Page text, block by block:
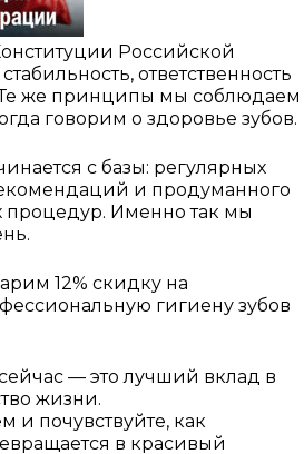
Российской
ответственность
Те же принципы мы соблюдаем
говорим о здоровье зубов.
с базы: регулярных
и продуманного
Именно так мы
12% скидку на
гигиену зубов
— это лучший вклад в
жизни.
и почувствуйте, как
в красивый